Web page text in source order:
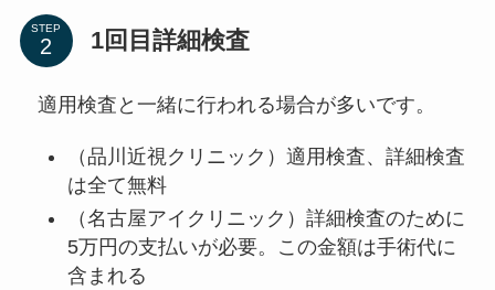
STEP 1回目詳細検査
適用検査と一緒に行われる場合が多いです。
（品川近視クリニック）適用検査、詳細検査
は全て無料
（名古屋アイクリニック）詳細検査のために
5万円の支払いが必要。この金額は手術代に
含まれる